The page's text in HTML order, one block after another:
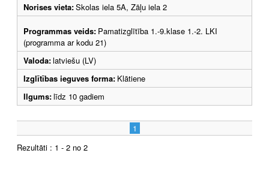
Norises vieta:Skolas iela 5A, Zāļu iela 2
Programmas veids: Pamatizglītība 1.-9.klase 1.-2. LKI
(programma ar kodu 21)
Valoda:latviešu (LV)
Izglītības ieguves forma: Klātiene
Ilgums:līdz 10 gadiem
1
Rezultāti : 1 - 2 no 2